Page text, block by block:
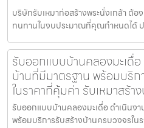
บริษัทรับเหมาก่อสร้างพระนั่งเกล้า ต้อ
ทนทานในงบประมาณที่คุณกำหนดได้ ป
รับออกแบบบ้านคลองมะเดื่อ
บ้านที่มีมาตรฐาน พร้อมบริก
ในราคาที่คุ้มค่า รับเหมาสร้า
รับออกแบบบ้านคลองมะเดื่อ ดำเนินง
พร้อมบริการรับสร้างบ้านครบวงจรใน